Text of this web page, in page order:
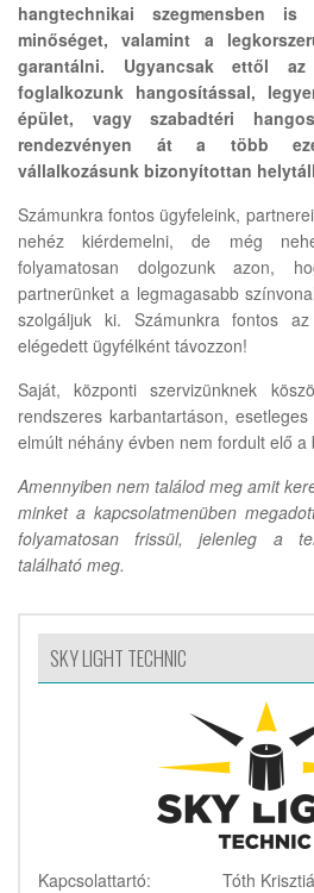
hangtechnikai szegmensben
minőséget, valamint a
garantálni. Ugyancsak ettől
foglalkozunk hangosítással,
épület, vagy szabadtéri
rendezvényen át a több
vállalkozásunk bizonyítottan
Számunkra fontos ügyfeleink,
nehéz kiérdemelni, de még
folyamatosan dolgozunk azon,
partnerünket a legmagasabb
szolgáljuk ki. Számunkra fontos
elégedett ügyfélként távozzon!
Saját, központi szervizünknek
rendszeres karbantartáson,
elmúlt néhány évben nem fordult elő
Amennyiben nem találod meg amit
minket a kapcsolatmenüben
folyamatosan frissül, jelenleg a
található meg.
SKY LIGHT TECHNIC
Kapcsolattartó:
Tóth